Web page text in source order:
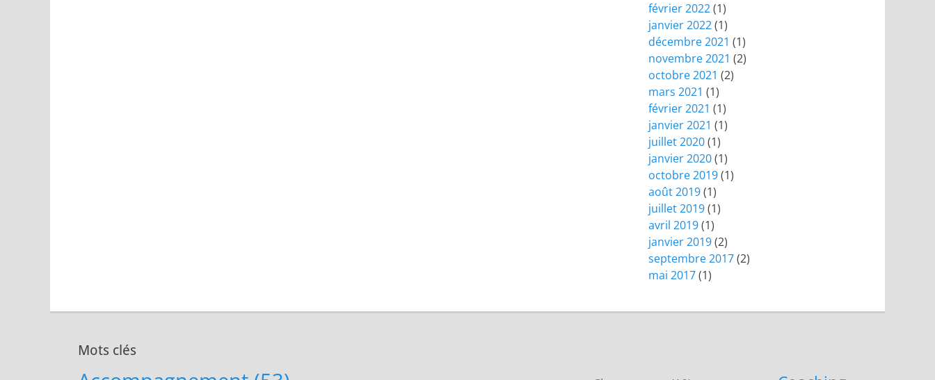
février 2022(1)
janvier 2022(1)
décembre 2021 (1)
novembre 2021 (2)
octobre 2021 (2)
mars 2021 (1)
février 2021 (1)
janvier 2021 (1)
juillet 2020(1)
janvier 2020(1)
octobre 2019(1)
août 2019(1)
juillet 2019(1)
avril 2019(1)
janvier 2019(2)
septembre 2017(2)
mai 2017(1)
Mots clés